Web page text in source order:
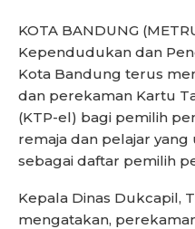
KOTA BANDUNG
Kependudukan dan
Kota Bandung terus
dan perekaman Kartu
(KTP-el) bagi pemilih
remaja dan pelajar yang
sebagai daftar pemilih
Kepala Dinas Dukcapil,
mengatakan,